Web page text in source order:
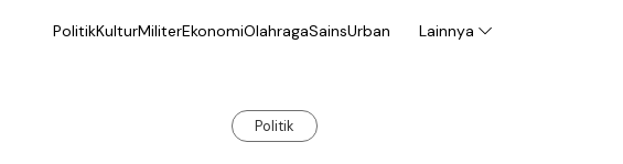
PolitikKulturMiliterEkonomiOlahragaSainsUrban Lainnya
Politik